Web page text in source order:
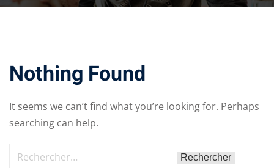
Nothing Found
It seems we can’t find what you’re looking for. Perhaps
searching can help.